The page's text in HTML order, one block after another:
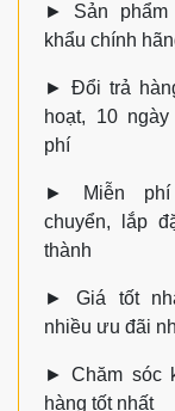
► Sản phẩm
khẩu chính
► Đổi trả
hoạt, 10 ngày
phí
►
Miễn
chuyển, lắp
thành
► Giá tốt
nhiều ưu đãi
►Chăm sóc
hàng tốt nhất